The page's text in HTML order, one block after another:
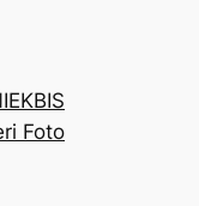
EKBIS
Foto